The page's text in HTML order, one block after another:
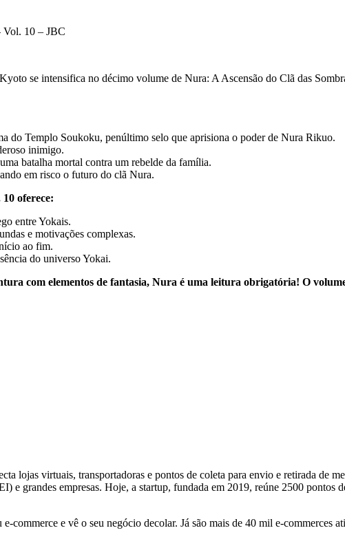
Vol. 10 – JBC
se intensifica no décimo volume de Nura: A Ascensão do Clã das
do Templo Soukoku, penúltimo selo que aprisiona o poder de Nura Rikuo.
inimigo.
batalha mortal contra um rebelde da família.
em risco o futuro do clã Nura.
oferece:
entre Yokais.
e motivações complexas.
ao fim.
do universo Yokai.
com elementos de fantasia, Nura é uma leitura obrigatória! O
lojas virtuais, transportadoras e pontos de coleta para envio e retirada de
e grandes empresas. Hoje, a startup, fundada em 2019, reúne 2500
commerce e vê o seu negócio decolar. Já são mais de 40 mil e-commerces